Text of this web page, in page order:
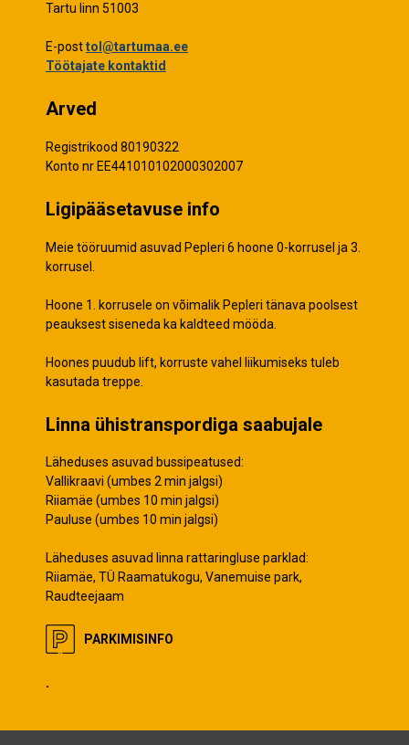
Tartu linn 51003
E-posttol@tartumaa.ee
Töötajate kontaktid
Arved
Registrikood 80190322
Konto nr EE441010102000302007
Ligipääsetavuse info
Meie tööruumid asuvad Pepleri 6 hoone 0-korrusel ja 3.
korrusel.
Hoone 1. korrusele on võimalik Pepleri tänava poolsest
peauksest siseneda ka kaldteed mööda.
Hoones puudub lift, korruste vahel liikumiseks tuleb
kasutada treppe.
Linna ühistranspordiga saabujale
Läheduses asuvad bussipeatused:
Vallikraavi (umbes 2 min jalgsi)
Riiamäe (umbes 10 min jalgsi)
Pauluse (umbes 10 min jalgsi)
Läheduses asuvad linna rattaringluse parklad:
Riiamäe, TÜ Raamatukogu, Vanemuise park,
Raudteejaam
PARKIMISINFO
.